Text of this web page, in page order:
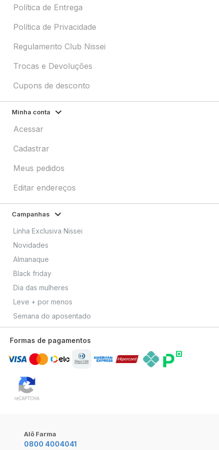
Política de Entrega
Política de Privacidade
Regulamento Club Nissei
Trocas e Devoluções
Cupons de desconto
Minha conta
Acessar
Cadastrar
Meus pedidos
Editar endereços
Campanhas
Linha Exclusiva Nissei
Novidades
Almanaque
Black friday
Dia das mulheres
Leve + por menos
Semana do aposentado
Formas de pagamentos
Alô Farma
0800 4004041